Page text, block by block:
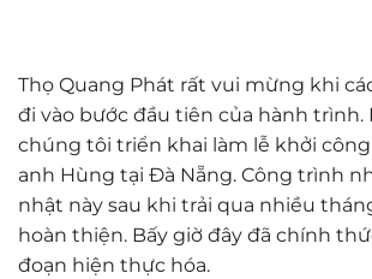
Thọ Quang Phát rất vui mừng khi
đi vào bước đầu tiên của hành trình.
chúng tôi triển khai làm lễ khởi
anh Hùng tại Đà Nẵng. Công trình
nhật này sau khi trải qua nhiều
hoàn thiện. Bấy giờ đây đã chính
đoạn hiện thực hóa.